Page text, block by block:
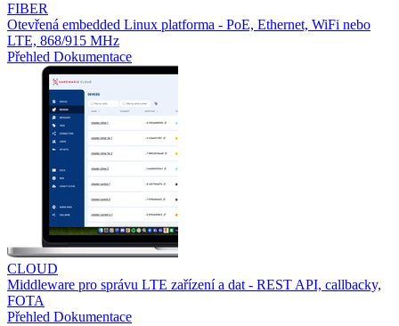
FIBER
Otevřená embedded Linux platforma - PoE, Ethernet, WiFi nebo
LTE, 868/915 MHz
Přehled Dokumentace
CLOUD
Middleware pro správu LTE zařízení a dat - REST API, callbacky,
FOTA
Přehled Dokumentace